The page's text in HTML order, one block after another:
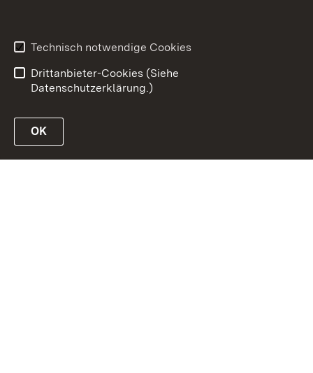
Technisch notwendige Cookies
Drittanbieter-Cookies (Siehe
Datenschutzerklärung.)
OK